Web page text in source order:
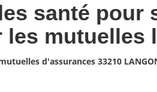
santé pour
les mutuelles
d'assurances 33210